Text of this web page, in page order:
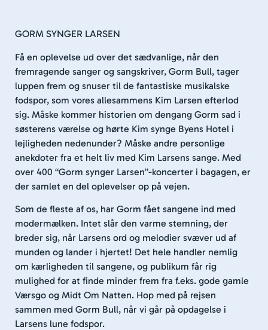
GORM SYNGER LARSEN
Få en oplevelse ud over det sædvanlige, når den
fremragende sanger og sangskriver, Gorm Bull, tager
luppen frem og snuser til de fantastiske musikalske
fodspor, som vores allesammens Kim Larsen efterlod
sig. Måske kommer historien om dengang Gorm sad i
søsterens værelse og hørte Kim synge Byens Hotel i
lejligheden nedenunder? Måske andre personlige
anekdoter fra et helt liv med Kim Larsens sange. Med
over 400 “Gorm synger Larsen”-koncerter i bagagen, er
der samlet en del oplevelser op på vejen.
Som de fleste af os, har Gorm fået sangene ind med
modermælken. Intet slår den varme stemning, der
breder sig, når Larsens ord og melodier svæver ud af
munden og lander i hjertet! Det hele handler nemlig
om kærligheden til sangene, og publikum får rig
mulighed for at finde minder frem fra f.eks. gode gamle
Værsgo og Midt Om Natten. Hop med på rejsen
sammen med Gorm Bull, når vi går på opdagelse i
Larsens lune fodspor.